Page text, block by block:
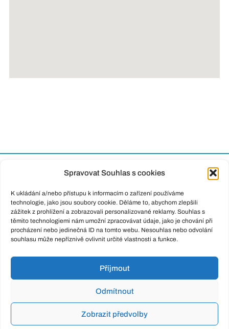
Spravovat Souhlas s cookies
K ukládání a/nebo přístupu k informacím o zařízení používáme
technologie, jako jsou soubory cookie. Děláme to, abychom zlepšili
zážitek z prohlížení a zobrazovali personalizované reklamy. Souhlas s
těmito technologiemi nám umožní zpracovávat údaje, jako je chování při
procházení nebo jedinečná ID na tomto webu. Nesouhlas nebo odvolání
souhlasu může nepříznivě ovlivnit určité vlastnosti a funkce.
Příjmout
Odmítnout
Zobrazit předvolby
Od inzerce po právní služby. Od hypotéky a přepisu na
katastru až po daňové přiznání. Jsme tu stále s vámi.
Důležité odkazy
Pražákova 1008/69, Štýřice, 639 00 Brno